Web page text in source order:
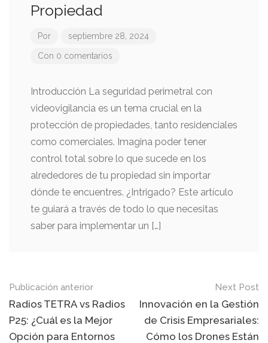
Propiedad
Por septiembre 28, 2024
Con 0 comentarios
Introducción La seguridad perimetral con
videovigilancia es un tema crucial en la
protección de propiedades, tanto residenciales
como comerciales. Imagina poder tener
control total sobre lo que sucede en los
alrededores de tu propiedad sin importar
dónde te encuentres. ¿Intrigado? Este artículo
te guiará a través de todo lo que necesitas
saber para implementar un […]
Mensaje
de
navegación
Publicación anterior
Radios TETRA vs Radios
P25: ¿Cuál es la Mejor
Opción para Entornos
Next Post
Innovación en la Gestión
de Crisis Empresariales:
Cómo los Drones Están